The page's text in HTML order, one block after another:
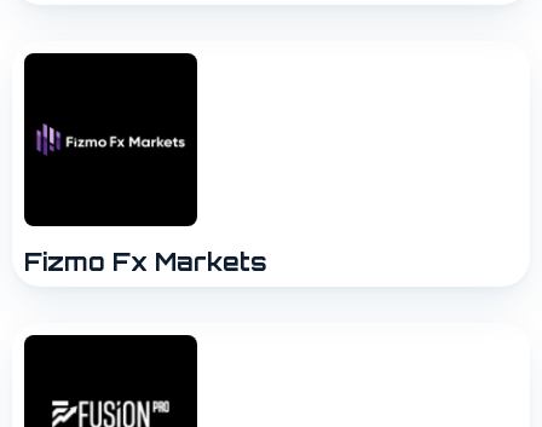
Fizmo Fx Markets